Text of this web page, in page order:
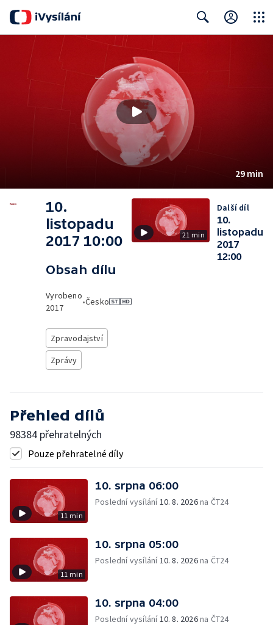
29 min
10.
listopadu
2017 10:00
Obsah dílu
Vyrobeno
2017
•Česko
Zpravodajství
Zprávy
21 min
Další díl
10.
listopadu
2017
12:00
Přehled dílů
98384 přehratelných
Pouze přehratelné díly
11 min
10. srpna 06:00
Poslední vysílání10. 8. 2026na ČT24
11 min
10. srpna 05:00
Poslední vysílání10. 8. 2026na ČT24
10. srpna 04:00
Poslední vysílání10. 8. 2026na ČT24